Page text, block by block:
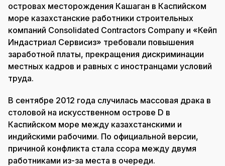
островах месторождения Кашаган в Каспийском
море казахстанские работники строительных
компаний Consolidated Contractors Company и «Кейп
Индастриал Сервисиз» требовали повышения
заработной платы, прекращения дискриминации
местных кадров и равных с иностранцами условий
труда.
В сентябре 2012 года случилась массовая драка в
столовой на искусственном острове D в
Каспийском море между казахстанскими и
индийскими рабочими. По официальной версии,
причиной конфликта стала ссора между двумя
работниками из-за места в очереди.